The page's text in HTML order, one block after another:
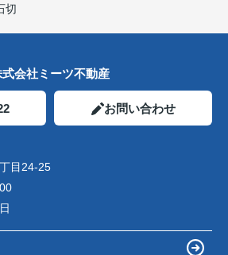
切
式会社ミーツ不動産
お問い合わせ
目24-25